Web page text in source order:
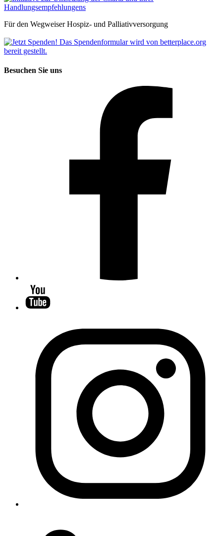
Für den Wegweiser Hospiz- und Palliativversorgung
Besuchen Sie uns